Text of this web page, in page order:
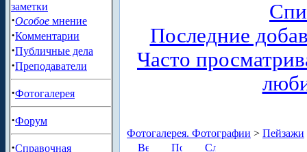
заметки
·Особое мнение
·Комментарии
·Публичные дела
·Преподаватели
·Фотогалерея
·Форум
·Справочная
Последние
Часто
Фотогалерея. Фотографии > Пейзажи